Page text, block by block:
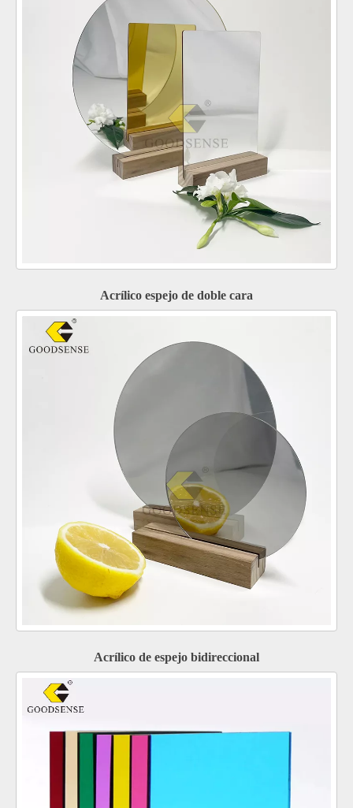
Acrílico espejo de doble cara
Acrílico de espejo bidireccional